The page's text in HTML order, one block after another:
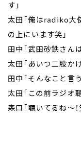
す」
太田「俺はradiko大
の上にいます笑」
田中「武田砂鉄さん
太田「あいつ二股か
田中「そんなこと言
太田「この前ラジオ
森口「聴いてるね～！